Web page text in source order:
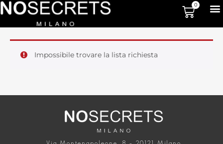
0
Impossibile trovare la lista richiesta